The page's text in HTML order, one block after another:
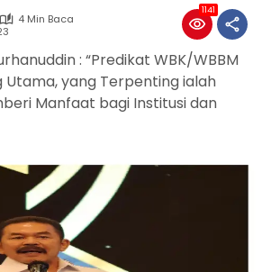
4 Min Baca
1141
: “Predikat WBK/WBBM
Utama, yang Terpenting ialah
Manfaat bagi Institusi dan